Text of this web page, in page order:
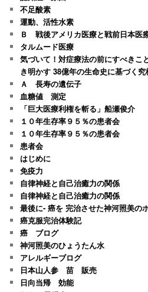
不足酸素
運動、活性水素
Ｂ 戦後アメリカ医療と戦前日本医
タルムード医療
気づいて！対症療法の前にすべきこ
き明かす 38億年の生命史に基づく究
Ａ 長寿の遺伝子
血糖値 測定
「巨大医療利権を斬る」船瀬俊介
１０年生存率９５％の患者会
１０年生存率９５％の患者会
患者会
はじめに
免疫力
自律神経と自己治癒力の関係
自律神経と自己治癒力の関係
最後に- 癌を 完治させた神河照美の
癌克服完治体験記
癌 ブログ
神河照美のひょうたん水
アレルギーブログ
日本山人参 苗 販売
日向当帰 効能